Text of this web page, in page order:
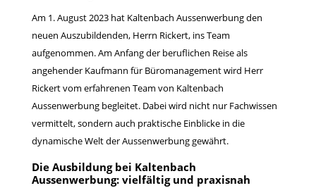
Am 1. August 2023 hat Kaltenbach Aussenwerbung den
neuen Auszubildenden, Herrn Rickert, ins Team
aufgenommen. Am Anfang der beruflichen Reise als
angehender Kaufmann für Büromanagement wird Herr
Rickert vom erfahrenen Team von Kaltenbach
Aussenwerbung begleitet. Dabei wird nicht nur Fachwissen
vermittelt, sondern auch praktische Einblicke in die
dynamische Welt der Aussenwerbung gewährt.
Die Ausbildung bei Kaltenbach
Aussenwerbung: vielfältig und praxisnah